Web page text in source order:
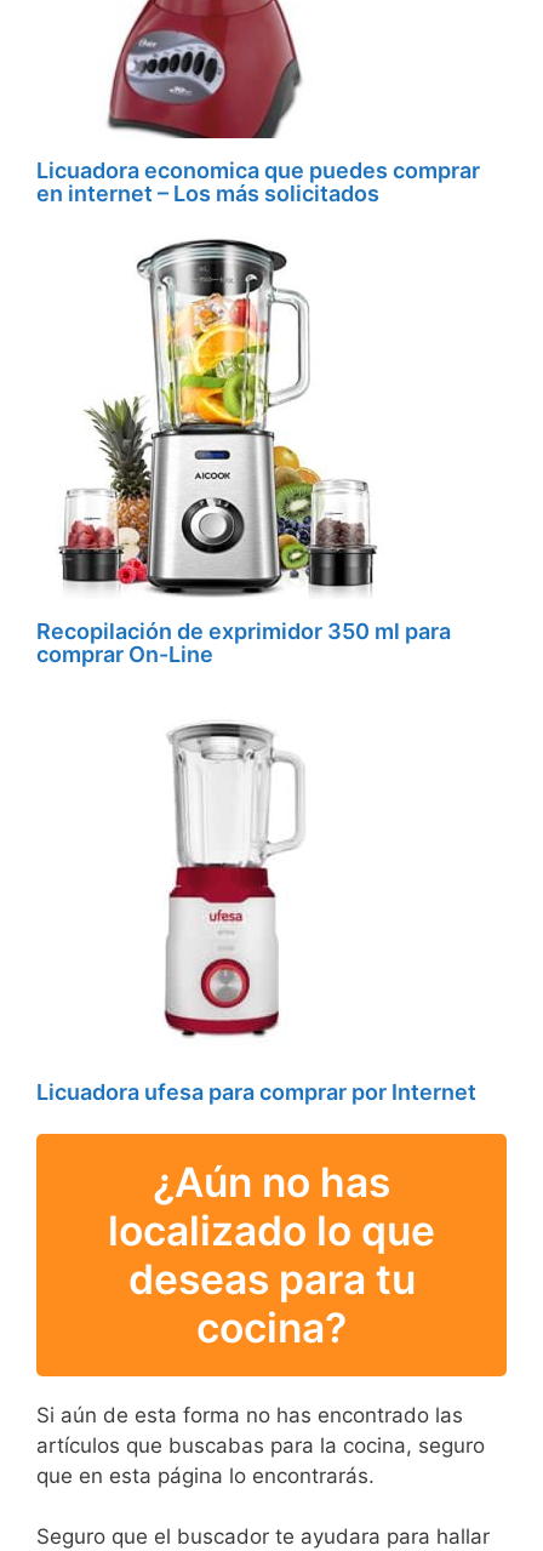
Licuadora economica que puedes comprar
en internet – Los más solicitados
Recopilación de exprimidor 350 ml para
comprar On-Line
Licuadora ufesa para comprar por Internet
¿Aún no has
localizado lo que
deseas para tu
cocina?
Si aún de esta forma no has encontrado las
artículos que buscabas para la cocina, seguro
que en esta página lo encontrarás.
Seguro que el buscador te ayudara para hallar